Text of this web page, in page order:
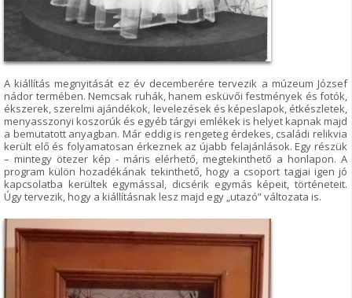
A kiállítás megnyitását ez év decemberére tervezik a múzeum József
nádor termében. Nemcsak ruhák, hanem esküvői festmények és fotók,
ékszerek, szerelmi ajándékok, levelezések és képeslapok, étkészletek,
menyasszonyi koszorúk és egyéb tárgyi emlékek is helyet kapnak majd
a bemutatott anyagban. Már eddig is rengeteg érdekes, családi relikvia
került elő és folyamatosan érkeznek az újabb felajánlások. Egy részük
– mintegy ötezer kép - máris elérhető, megtekinthető a honlapon. A
program külön hozadékának tekinthető, hogy a csoport tagjai igen jó
kapcsolatba kerültek egymással, dicsérik egymás képeit, történeteit.
Úgy tervezik, hogy a kiállításnak lesz majd egy „utazó” változata is.